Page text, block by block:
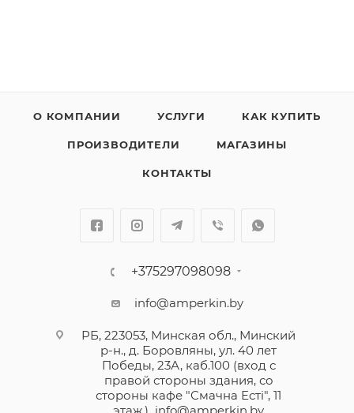
О КОМПАНИИ УСЛУГИ КАК КУПИТЬ
ПРОИЗВОДИТЕЛИ МАГАЗИНЫ
КОНТАКТЫ
+375297098098
info@amperkin.by
РБ, 223053, Минская обл., Минский
р-н., д. Боровляны, ул. 40 лет
Победы, 23А, каб.100 (вход с
правой стороны здания, со
стороны кафе "Смачна Естi", 11